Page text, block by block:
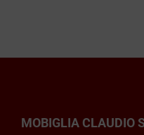
MOBIGLIA CLAUDIO